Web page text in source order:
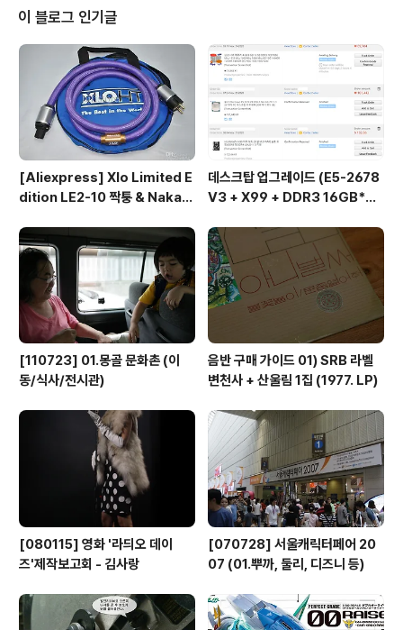
이 블로그 인기글
[Aliexpress] Xlo Limited E
dition LE2-10 짝퉁 & Nakam
데스크탑 업그레이드 (E5-2678
V3 + X99 + DDR3 16GB*
[110723] 01.몽골 문화촌 (이
동/식사/전시관)
음반 구매 가이드 01) SRB 라벨
변천사 + 산울림 1집 (1977. LP)
[080115] 영화 '라듸오 데이
즈'제작보고회 - 김사랑
[070728] 서울캐릭터페어 20
07 (01.뿌까, 둘리, 디즈니 등)